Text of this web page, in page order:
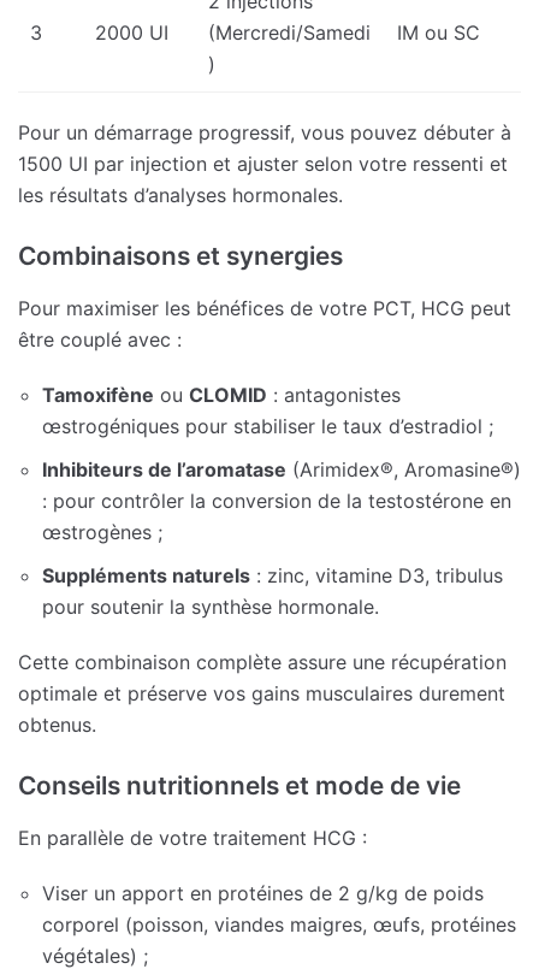
3 2000 UI
(Mercredi/Samedi
)
IM ou SC
Pour un démarrage progressif, vous pouvez débuter à
1500 UI par injection et ajuster selon votre ressenti et
les résultats d’analyses hormonales.
Combinaisons et synergies
Pour maximiser les bénéfices de votre PCT, HCG peut
être couplé avec :
Tamoxifène ou CLOMID : antagonistes
œstrogéniques pour stabiliser le taux d’estradiol ;
Inhibiteurs de l’aromatase (Arimidex®, Aromasine®)
: pour contrôler la conversion de la testostérone en
œstrogènes ;
Suppléments naturels : zinc, vitamine D3, tribulus
pour soutenir la synthèse hormonale.
Cette combinaison complète assure une récupération
optimale et préserve vos gains musculaires durement
obtenus.
Conseils nutritionnels et mode de vie
En parallèle de votre traitement HCG :
Viser un apport en protéines de 2 g/kg de poids
corporel (poisson, viandes maigres, œufs, protéines
végétales) ;